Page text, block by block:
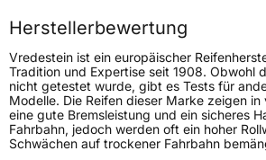
Höchstlast775 kg
Gewicht (in kg)
13,78 kg
Generelle Merkmale
FahrzeugtypPKW
VerwendungSommerreifen
Herstellerbewertung
Vredestein ist ein europäischer
Tradition und Expertise seit 1908. Obwohl
nicht getestet wurde, gibt es Tests für
Modelle. Die Reifen dieser Marke zeigen
eine gute Bremsleistung und ein sicheres
Fahrbahn, jedoch werden oft ein hoher
Schwächen auf trockener Fahrbahn